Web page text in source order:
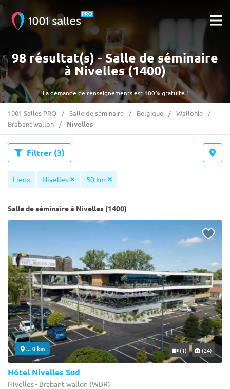
La demande de renseignements est 100% gratuite !
98 résultat(s) - Salle de séminaire
à Nivelles (1400)
1001 Salles PRO Salle de séminaire Belgique
Wallonie
Brabant wallon
Nivelles
Filtrer (3)
Lieux Nivelles 50 km
Salle de séminaire à Nivelles (1400)
... 0 km (1) (24)
Hôtel Nivelles Sud
Nivelles - Brabant wallon (WBR)